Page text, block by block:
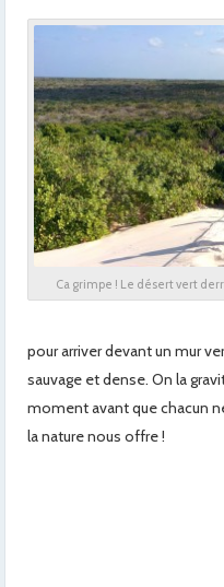
Ca grimpe ! Le désert vert
pour arriver devant un mur
sauvage et dense. On la
moment avant que chacun
la nature nous offre !